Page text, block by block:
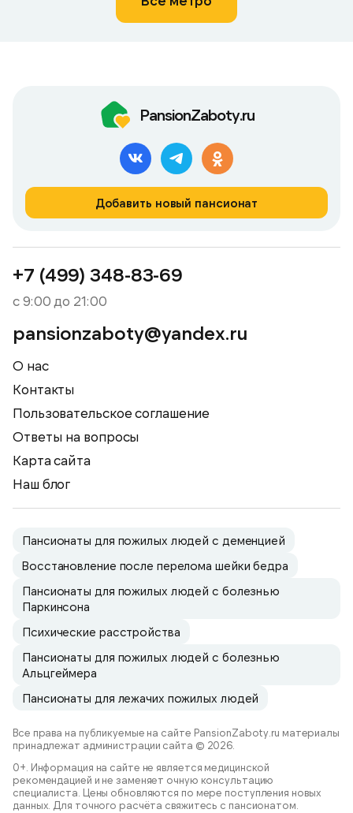
PansionZaboty.ru
Добавить новый пансионат
+7 (499) 348-83-69
с 9:00 до 21:00
pansionzaboty@yandex.ru
О нас
Контакты
Пользовательское соглашение
Ответы на вопросы
Карта сайта
Наш блог
Пансионаты для пожилых людей с деменцией
Восстановление после перелома шейки бедра
Пансионаты для пожилых людей с болезнью
Паркинсона
Психические расстройства
Пансионаты для пожилых людей с болезнью
Альцгеймера
Пансионаты для лежачих пожилых людей
Все права на публикуемые на сайте PansionZaboty.ru материалы
принадлежат администрации сайта © 2026.
0+. Информация на сайте не является медицинской
рекомендацией и не заменяет очную консультацию
специалиста. Цены обновляются по мере поступления новых
данных. Для точного расчёта свяжитесь с пансионатом.